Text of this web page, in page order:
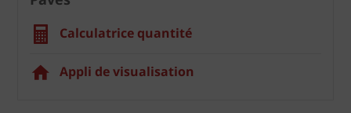
Calculatrice quantité
Appli de visualisation